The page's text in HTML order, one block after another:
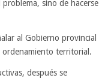
sino de hacerse
al Gobierno provincial
territorial.
después se